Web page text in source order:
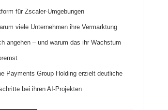
für Zscaler-Umgebungen
viele Unternehmen ihre Vermarktung
angehen – und warum das ihr Wachstum
Payments Group Holding erzielt deutliche
bei ihren AI-Projekten